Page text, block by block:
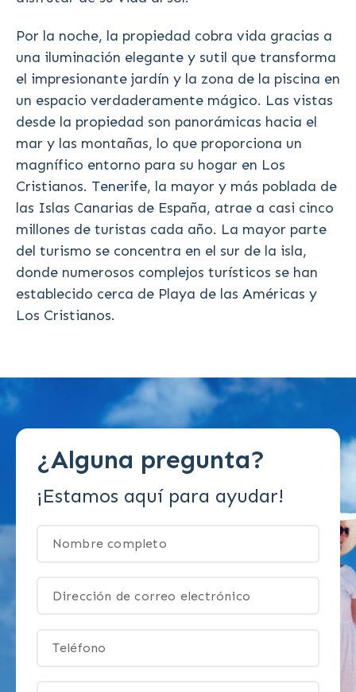
Por la noche, la propiedad cobra vida gracias a
una iluminación elegante y sutil que transforma
el impresionante jardín y la zona de la piscina en
un espacio verdaderamente mágico. Las vistas
desde la propiedad son panorámicas hacia el
mar y las montañas, lo que proporciona un
magnífico entorno para su hogar en Los
Cristianos. Tenerife, la mayor y más poblada de
las Islas Canarias de España, atrae a casi cinco
millones de turistas cada año. La mayor parte
del turismo se concentra en el sur de la isla,
donde numerosos complejos turísticos se han
establecido cerca de Playa de las Américas y
Los Cristianos.
¿Alguna pregunta?
¡Estamos aquí para ayudar!